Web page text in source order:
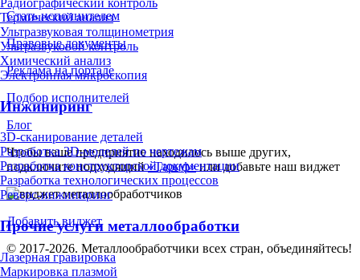
Термический анализ
Ультразвуковая толщинометрия
Ультразвуковой контроль
Химический анализ
Электронная микроскопия
Инжиниринг
3D-сканирование деталей
Разработка 3D-моделей по чертежам
Разработка конструкторской документации
Разработка технологических процессов
Реверс-инжиниринг
Прочие услуги металлообработки
Лазерная гравировка
Маркировка плазмой
Стать исполнителем
Правовые документы
Реклама на портале
Подбор исполнителей
Блог
Чтобы ваше предприятие находилось выше других,
подключите подходящий«Тариф»или добавьте наш виджет
Добавить виджет
© 2017-2026. Металлообработчики всех стран, объединяйтесь!